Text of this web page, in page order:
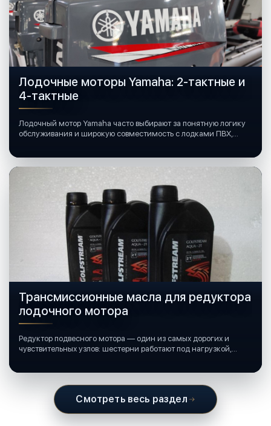
Лодочные моторы Yamaha: 2-тактные и
4-тактные
Лодочный мотор Yamaha часто выбирают за понятную логику
обслуживания и широкую совместимость с лодками ПВХ,
Трансмиссионные масла для редуктора
лодочного мотора
Редуктор подвесного мотора — один из самых дорогих и
чувствительных узлов: шестерни работают под нагрузкой,
Смотреть весь раздел